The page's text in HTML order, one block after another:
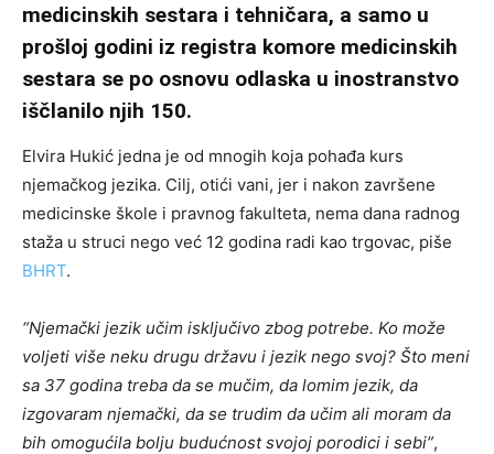
medicinskih sestara i tehničara, a samo u
prošloj godini iz registra komore medicinskih
sestara se po osnovu odlaska u inostranstvo
iščlanilo njih 150.
Elvira Hukić jedna je od mnogih koja pohađa kurs
njemačkog jezika. Cilj, otići vani, jer i nakon završene
medicinske škole i pravnog fakulteta, nema dana radnog
staža u struci nego već 12 godina radi kao trgovac, piše
BHRT.
“Njemački jezik učim isključivo zbog potrebe. Ko može
voljeti više neku drugu državu i jezik nego svoj? Što meni
sa 37 godina treba da se mučim, da lomim jezik, da
izgovaram njemački, da se trudim da učim ali moram da
bih omogućila bolju budućnost svojoj porodici i sebi”,